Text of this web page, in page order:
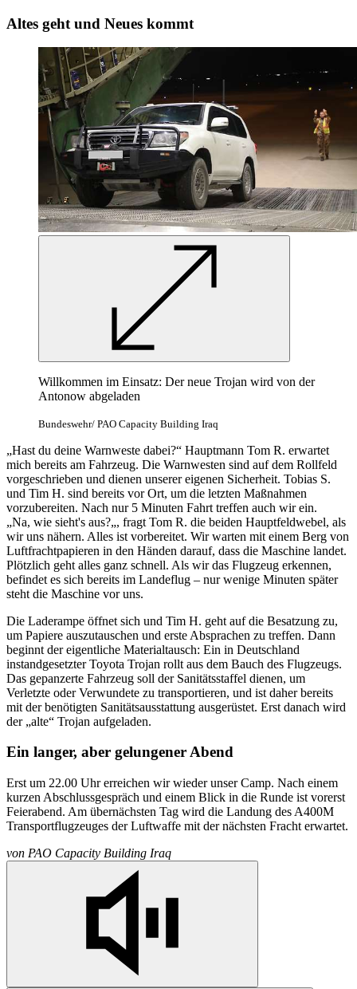
Altes geht und Neues kommt
Willkommen im Einsatz: Der neue Trojan wird von der
Antonow abgeladen
Bundeswehr/ PAO Capacity Building Iraq
„Hast du deine Warnweste dabei?“ Hauptmann Tom R. erwartet
mich bereits am Fahrzeug. Die Warnwesten sind auf dem Rollfeld
vorgeschrieben und dienen unserer eigenen Sicherheit. Tobias S.
und Tim H. sind bereits vor Ort, um die letzten Maßnahmen
vorzubereiten. Nach nur 5 Minuten Fahrt treffen auch wir ein.
„Na, wie sieht's aus?„, fragt Tom R. die beiden Hauptfeldwebel, als
wir uns nähern. Alles ist vorbereitet. Wir warten mit einem Berg von
Luftfrachtpapieren in den Händen darauf, dass die Maschine landet.
Plötzlich geht alles ganz schnell. Als wir das Flugzeug erkennen,
befindet es sich bereits im Landeflug – nur wenige Minuten später
steht die Maschine vor uns.
Die Laderampe öffnet sich und Tim H. geht auf die Besatzung zu,
um Papiere auszutauschen und erste Absprachen zu treffen. Dann
beginnt der eigentliche Materialtausch: Ein in Deutschland
instandgesetzter Toyota Trojan rollt aus dem Bauch des Flugzeugs.
Das gepanzerte Fahrzeug soll der Sanitätsstaffel dienen, um
Verletzte oder Verwundete zu transportieren, und ist daher bereits
mit der benötigten Sanitätsausstattung ausgerüstet. Erst danach wird
der „alte“ Trojan aufgeladen.
Ein langer, aber gelungener Abend
Erst um 22.00 Uhr erreichen wir wieder unser Camp. Nach einem
kurzen Abschlussgespräch und einem Blick in die Runde ist vorerst
Feierabend. Am übernächsten Tag wird die Landung des A400M
Transportflugzeuges der Luftwaffe mit der nächsten Fracht erwartet.
von PAO Capacity Building Iraq